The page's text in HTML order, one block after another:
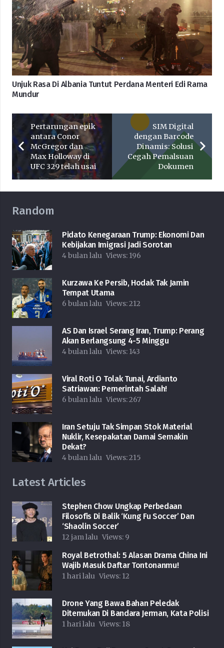
Unjuk Rasa Di Albania Tuntut Perdana Menteri Edi Rama
Mundur
Pertarungan epik
antara Conor
McGregor dan
Max Holloway di
UFC 329 telah usai
SIM Digital
dengan Barcode
Dinamis: Solusi
Cegah Pemalsuan
Dokumen
Random
Pidato Kenegaraan Trump: Ekonomi Dan
Kebijakan Imigrasi Jadi Sorotan
4 bulan lalu Views: 196
Kurzawa Ke Persib, Hodak Tak Jamin
Tempat Utama
6 bulan lalu Views:212
AS Dan Israel Serang Iran, Trump: Perang
Akan Berlangsung 4-5 Minggu
4 bulan lalu Views: 143
Viral Roti O Tolak Tunai, Ardianto
Satriawan: Pemerintah Salah!
6 bulan lalu Views:267
Iran Setuju Tak Simpan Stok Material
Nuklir, Kesepakatan Damai Semakin
Dekat?
4 bulan lalu Views:215
Latest Articles
Stephen Chow Ungkap Perbedaan
Filosofis Di Balik ‘Kung Fu Soccer’ Dan
‘Shaolin Soccer’
12 jam lalu Views: 9
Royal Betrothal: 5 Alasan Drama China Ini
Wajib Masuk Daftar Tontonanmu!
1 hari lalu Views: 12
Drone Yang Bawa Bahan Peledak
Ditemukan Di Bandara Jerman, Kata Polisi
1 hari lalu Views: 18